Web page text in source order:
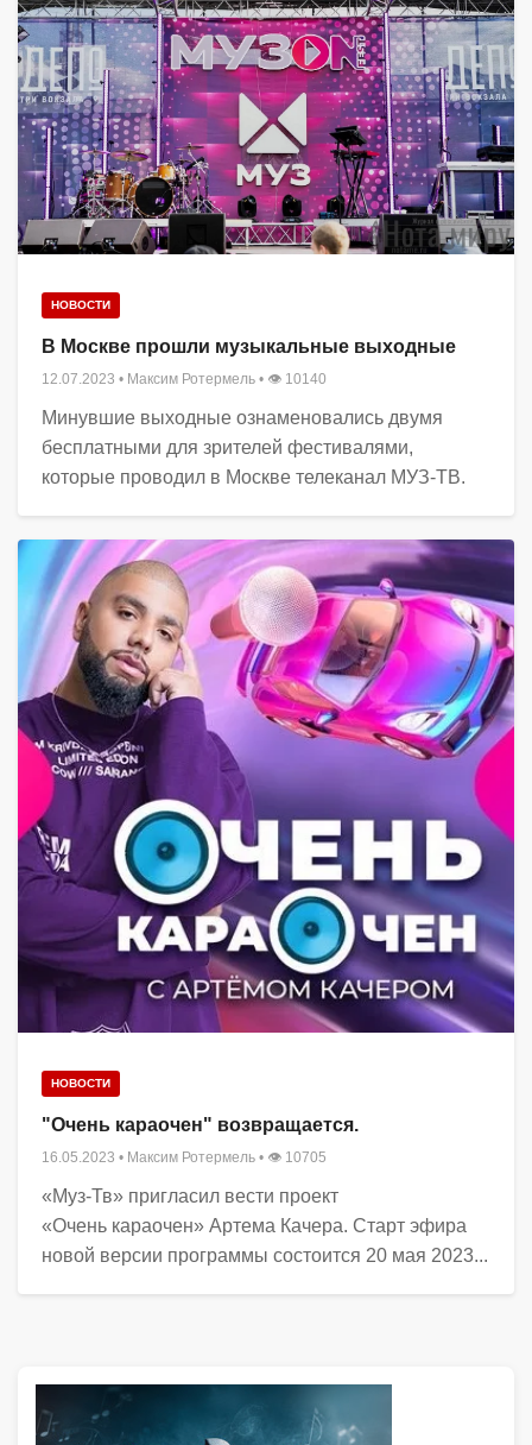
НОВОСТИ
В Москве прошли музыкальные выходные
12.07.2023 • Максим Ротермель • 👁 10140
Минувшие выходные ознаменовались двумя
бесплатными для зрителей фестивалями,
которые проводил в Москве телеканал МУЗ-ТВ.
НОВОСТИ
"Очень караочен" возвращается.
16.05.2023 • Максим Ротермель • 👁 10705
«Муз-Тв» пригласил вести проект
«Очень караочен» Артема Качера. Старт эфира
новой версии программы состоится 20 мая 2023...